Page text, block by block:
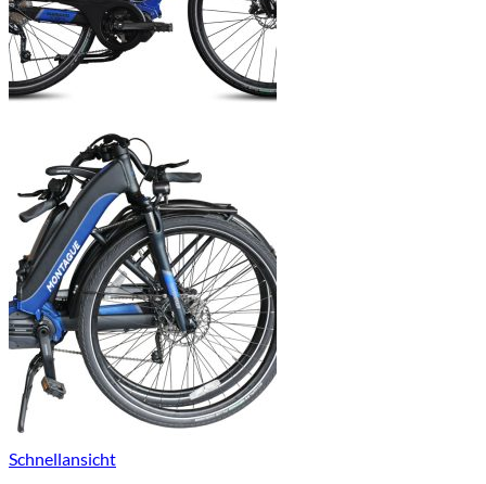
Schnellansicht